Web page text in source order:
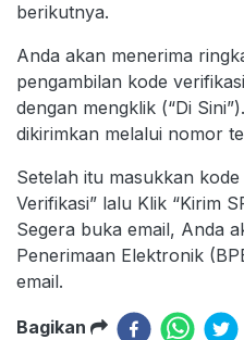
berikutnya.
Anda akan menerima
pengambilan kode
dengan mengklik (“Di
dikirimkan melalui nomor
Setelah itu masukkan
Verifikasi” lalu Klik “Kirim
Segera buka email, Anda
Penerimaan Elektronik
email.
Bagikan